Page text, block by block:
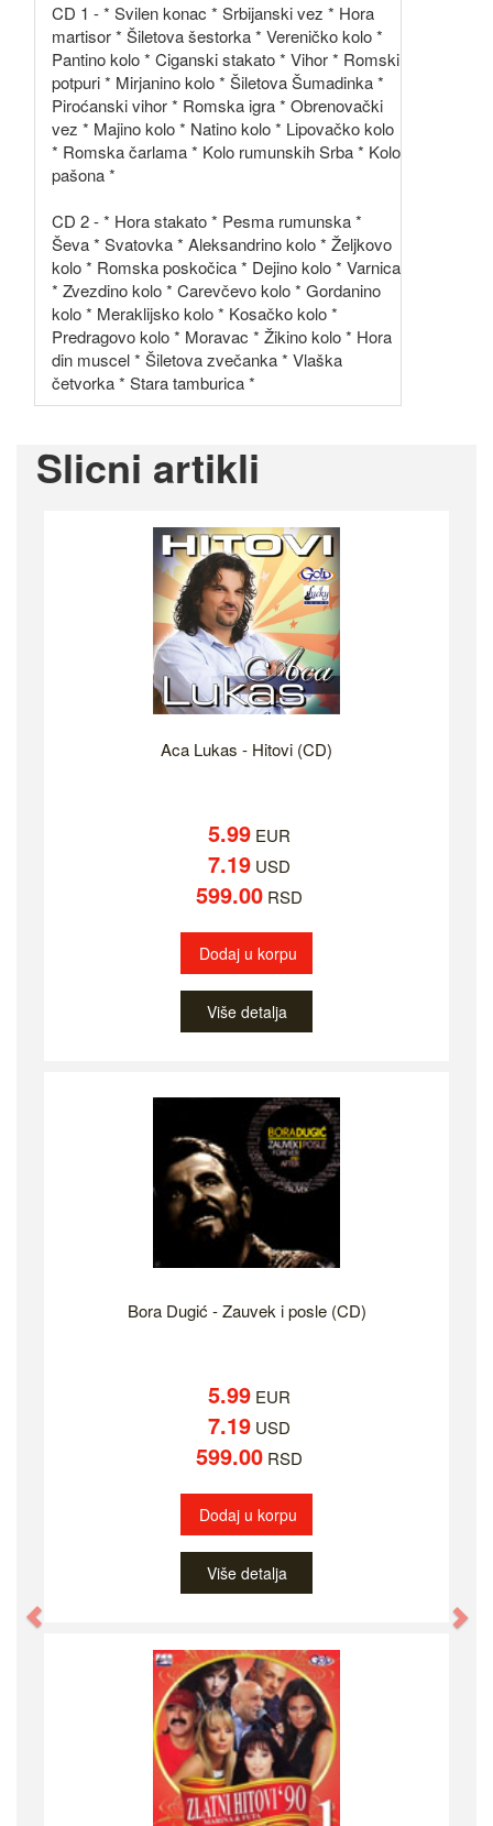
CD 1 - * Svilen konac * Srbijanski vez * Hora
martisor * Šiletova šestorka * Vereničko kolo *
Pantino kolo * Ciganski stakato * Vihor * Romski
potpuri * Mirjanino kolo * Šiletova Šumadinka *
Piroćanski vihor * Romska igra * Obrenovački
vez * Majino kolo * Natino kolo * Lipovačko kolo
* Romska čarlama * Kolo rumunskih Srba * Kolo
pašona *
CD 2 - * Hora stakato * Pesma rumunska *
Ševa * Svatovka * Aleksandrino kolo * Željkovo
kolo * Romska poskočica * Dejino kolo * Varnica
* Zvezdino kolo * Carevčevo kolo * Gordanino
kolo * Meraklijsko kolo * Kosačko kolo *
Predragovo kolo * Moravac * Žikino kolo * Hora
din muscel * Šiletova zvečanka * Vlaška
četvorka * Stara tamburica *
Slicni artikli
Aca Lukas - Hitovi (CD)
5.99 EUR
7.19 USD
599.00 RSD
Dodaj u korpu
Više detalja
Bora Dugić - Zauvek i posle (CD)
5.99 EUR
7.19 USD
599.00 RSD
Dodaj u korpu
Više detalja